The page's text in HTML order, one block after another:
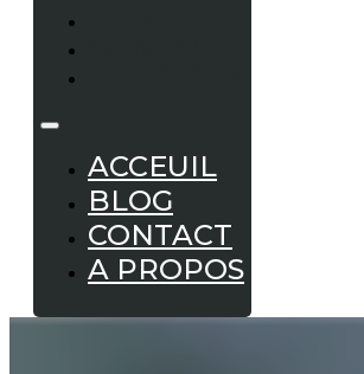
ACCEUIL
BLOG
CONTACT
A PROPOS